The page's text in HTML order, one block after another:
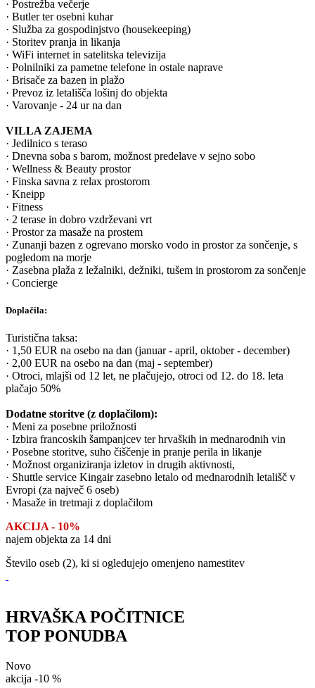
· Postrežba večerje
· Butler ter osebni kuhar
· Služba za gospodinjstvo (housekeeping)
· Storitev pranja in likanja
· WiFi internet in satelitska televizija
· Polnilniki za pametne telefone in ostale naprave
· Brisače za bazen in plažo
· Prevoz iz letališča lošinj do objekta
· Varovanje - 24 ur na dan
VILLA ZAJEMA
· Jedilnico s teraso
· Dnevna soba s barom, možnost predelave v sejno sobo
· Wellness & Beauty prostor
· Finska savna z relax prostorom
· Kneipp
· Fitness
· 2 terase in dobro vzdrževani vrt
· Prostor za masaže na prostem
· Zunanji bazen z ogrevano morsko vodo in prostor za sončenje, s
pogledom na morje
· Zasebna plaža z ležalniki, dežniki, tušem in prostorom za sončenje
· Concierge
Doplačila:
Turistična taksa:
· 1,50 EUR na osebo na dan (januar - april, oktober - december)
· 2,00 EUR na osebo na dan (maj - september)
· Otroci, mlajši od 12 let, ne plačujejo, otroci od 12. do 18. leta
plačajo 50%
Dodatne storitve (z doplačilom):
· Meni za posebne priložnosti
· Izbira francoskih šampanjcev ter hrvaških in mednarodnih vin
· Posebne storitve, suho čiščenje in pranje perila in likanje
· Možnost organiziranja izletov in drugih aktivnosti,
· Shuttle service Kingair zasebno letalo od mednarodnih letališč v
Evropi (za največ 6 oseb)
· Masaže in tretmaji z doplačilom
AKCIJA - 10%
najem objekta za 14 dni
Število oseb (2), ki si ogledujejo omenjeno namestitev
HRVAŠKA POČITNICE
TOP PONUDBA
Novo
akcija -10 %